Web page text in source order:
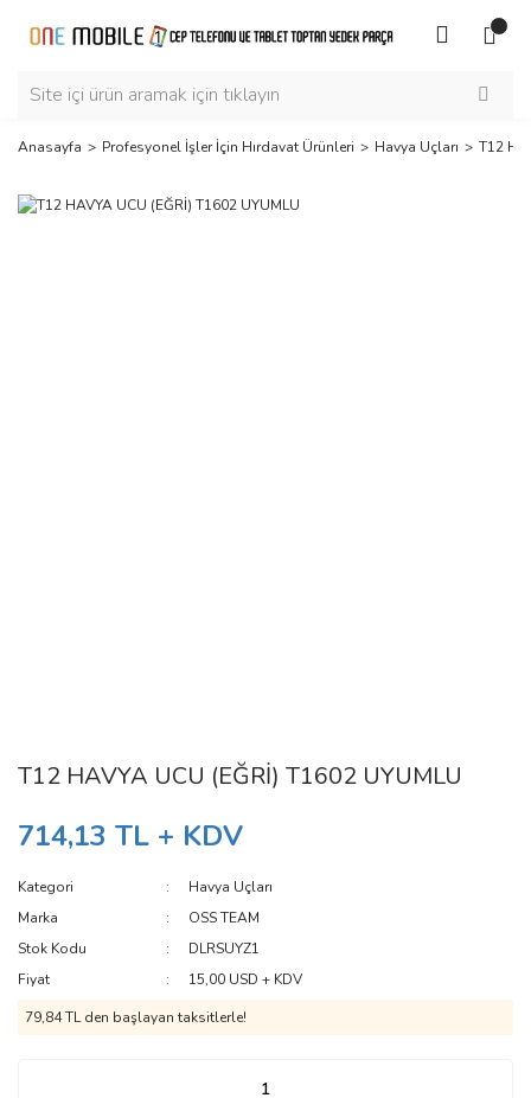
Anasayfa Profesyonel İşler İçin Hırdavat Ürünleri Havya Uçları T12
T12 HAVYA UCU (EĞRİ) T1602 UYUMLU
714,13 TL + KDV
Kategori
Havya Uçları
Marka
OSS TEAM
Stok Kodu
DLRSUYZ1
Fiyat
15,00 USD + KDV
79,84 TL den başlayan taksitlerle!